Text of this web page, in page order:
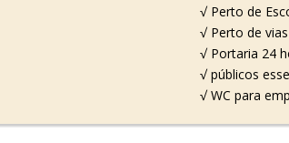
√ Perto de
√ Perto de
√ Portaria 24
√ públicos
√ WC para